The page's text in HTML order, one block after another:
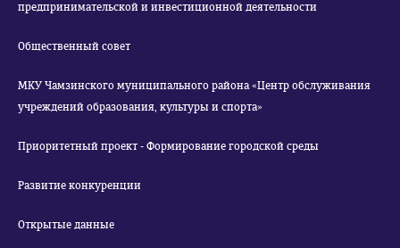
предпринимательской и инвестиционной деятельности
Общественный совет
МКУ Чамзинского муниципального района «Центр обслуживания
учреждений образования, культуры и спорта»
Приоритетный проект - Формирование городской среды
Развитие конкуренции
Открытые данные